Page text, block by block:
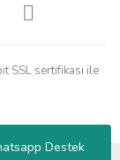
Destek
SSL sertifikası ile